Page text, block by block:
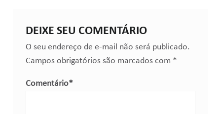
DEIXE SEU COMENTÁRIO
O seu endereço de e-mail não será publicado.
Campos obrigatórios são marcados com *
Comentário*